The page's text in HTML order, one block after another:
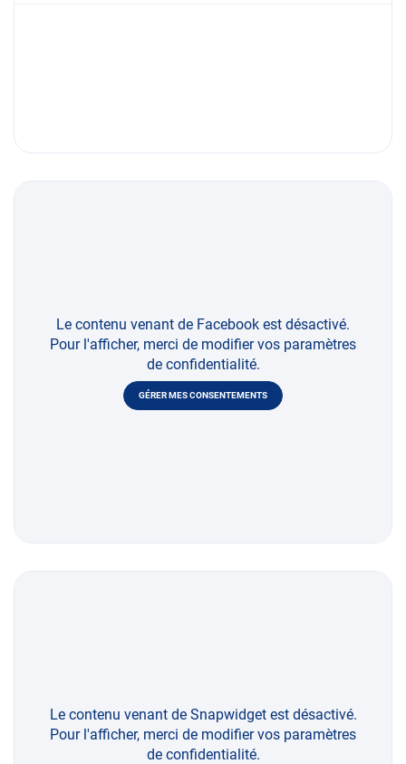
Le contenu venant de Facebook est désactivé.
Pour l'afficher, merci de modifier vos paramètres
de confidentialité.
GÉRER MES CONSENTEMENTS
Le contenu venant de Snapwidget est désactivé.
Pour l'afficher, merci de modifier vos paramètres
de confidentialité.